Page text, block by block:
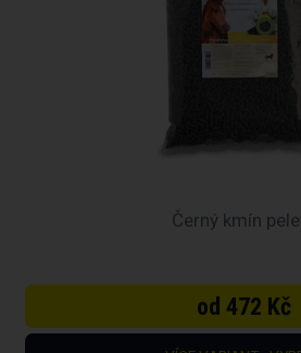
Černý kmín
od 472 Kč